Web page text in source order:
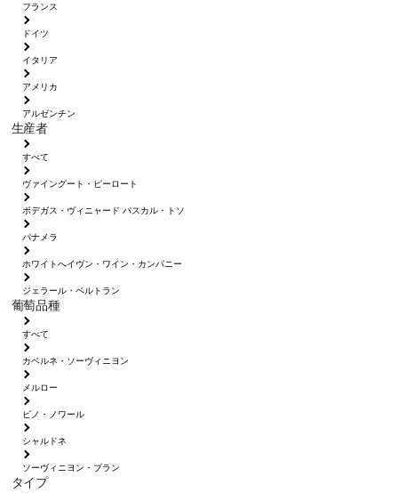
フランス
ドイツ
イタリア
アメリカ
アルゼンチン
生産者
すべて
ヴァイングート・ピーロート
ボデガス・ヴィニャード パスカル・トソ
パナメラ
ホワイトへイヴン・ワイン・カンパニー
ジェラール・ベルトラン
葡萄品種
すべて
カベルネ・ソーヴィニヨン
メルロー
ピノ・ノワール
シャルドネ
ソーヴィニヨン・ブラン
タイプ